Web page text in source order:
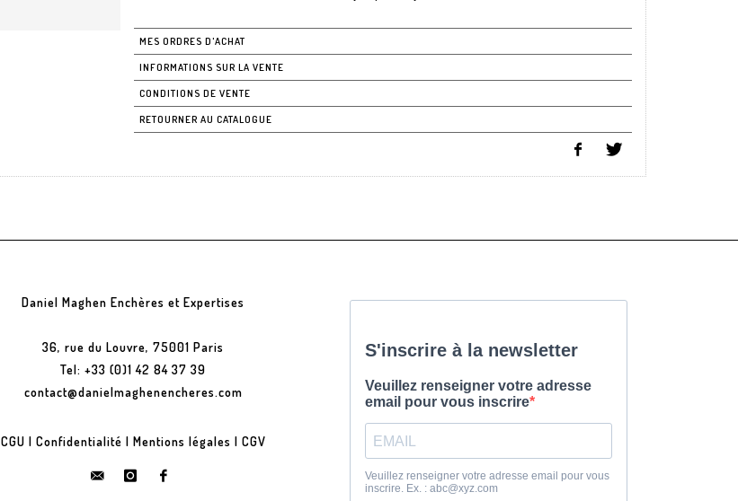
MES ORDRES D'ACHAT
INFORMATIONS SUR LA VENTE
CONDITIONS DE VENTE
RETOURNER AU CATALOGUE
Daniel Maghen Enchères et Expertises
36, rue du Louvre, 75001 Paris
Tel: +33 (0)1 42 84 37 39
contact@danielmaghenencheres.com
CGU | Confidentialité | Mentions légales | CGV